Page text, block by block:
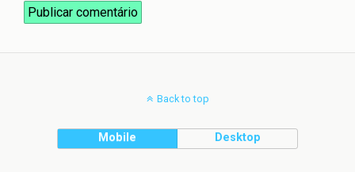
Back to top
Mobile Desktop